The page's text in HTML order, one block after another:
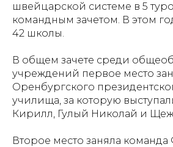
швейцарской системе в 5
командным зачетом. В этом
42 школы.
В общем зачете среди
учреждений первое место
Оренбургского
училища, за которую
Кирилл, Гулый Николай и
Второе место заняла